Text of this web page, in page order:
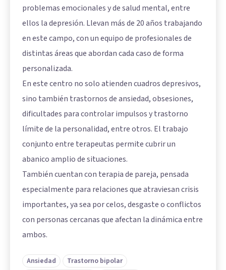
problemas emocionales y de salud mental, entre
ellos la depresión. Llevan más de 20 años trabajando
en este campo, con un equipo de profesionales de
distintas áreas que abordan cada caso de forma
personalizada.
En este centro no solo atienden cuadros depresivos,
sino también trastornos de ansiedad, obsesiones,
dificultades para controlar impulsos y trastorno
límite de la personalidad, entre otros. El trabajo
conjunto entre terapeutas permite cubrir un
abanico amplio de situaciones.
También cuentan con terapia de pareja, pensada
especialmente para relaciones que atraviesan crisis
importantes, ya sea por celos, desgaste o conflictos
con personas cercanas que afectan la dinámica entre
ambos.
Ansiedad
Trastorno bipolar